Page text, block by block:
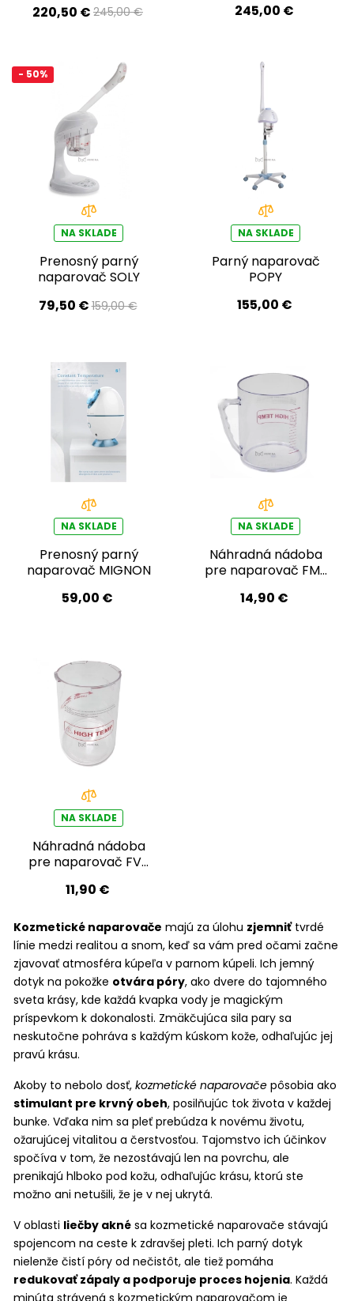
220,50 € 245,00 €
245,00 €
- 50%
NA SKLADE
Prenosný parný
naparovač SOLY
79,50 €159,00 €
NA SKLADE
Parný naparovač
POPY
155,00 €
NA SKLADE
Prenosný parný
naparovač MIGNON
59,00 €
NA SKLADE
Náhradná nádoba
pre naparovač FM-
14,90 €
NA SKLADE
Náhradná nádoba
pre naparovač FV-
11,90 €
Kozmetické naparovače majú za úlohu zjemniťtvrdé
línie medzi realitou a snom, keď sa vám pred očami začne
zjavovať atmosféra kúpeľa v parnom kúpeli. Ich jemný
dotyk na pokožke otvára póry, ako dvere do tajomného
sveta krásy, kde každá kvapka vody je magickým
príspevkom k dokonalosti. Zmäkčujúca sila pary sa
neskutočne pohráva s každým kúskom kože, odhaľujúc jej
pravú krásu.
Akoby to nebolo dosť,kozmetické naparovače pôsobia ako
stimulant pre krvný obeh, posilňujúc tok života v každej
bunke. Vďaka nim sa pleť prebúdza k novému životu,
ožarujúcej vitalitou a čerstvosťou. Tajomstvo ich účinkov
spočíva v tom, že nezostávajú len na povrchu, ale
prenikajú hlboko pod kožu, odhaľujúc krásu, ktorú ste
možno ani netušili, že je v nej ukrytá.
V oblasti liečby akné sa kozmetické naparovače stávajú
spojencom na ceste k zdravšej pleti. Ich parný dotyk
nielenže čistí póry od nečistôt, ale tiež pomáha
redukovať zápaly a podporuje proces hojenia. Každá